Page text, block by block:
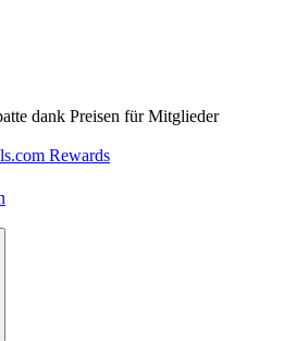
dank Preisen für Mitglieder
Rewards